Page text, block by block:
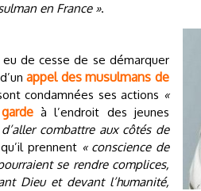
en France ».
de cesse de se démarquer
appel des musulmans de
condamnées ses actions «
à l’endroit des jeunes
combattre aux côtés de
prennent « conscience de
se rendre complices,
Dieu et devant l’humanité,